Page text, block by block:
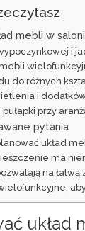
mebli w
i
do różnych
i
pułapki przy
pytania
układ
ma
na
aby
układ